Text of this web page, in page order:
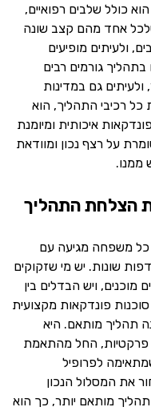
כולל שלבים רפואיים,
שלכל אחד מהם קצב שונה
ולעיתים מופיעים
בתהליך גורמים רבים
גם במדינות
רכיבי התהליך, הוא
איכותית ומיומנת
על רצף נכון ומוודאת
הצלחת התהליך
משפחה מגיעה עם
שונות. יש מי שזקוקים
מוכנים, ויש הבדלים בין
סוכנות פונדקאות מקצועית
תהליך מותאם. היא
פרקטיות, החל מהתאמת
לפרופיל
את המסלול הנכון
מותאם יותר, כך הוא